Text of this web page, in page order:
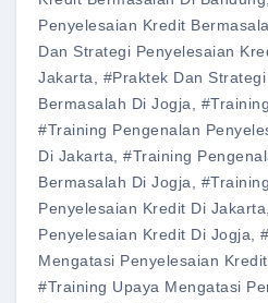
Penyelesaian Kredit
Dan Strategi Penyelesaian
Jakarta, #Praktek Dan
Bermasalah Di Jogja,
#training Pengenalan
Di Jakarta, #training
Bermasalah Di Jogja,
Penyelesaian Kredit Di Jakarta,
Penyelesaian Kredit Di Jogja,
Mengatasi Penyelesaian
#training Upaya Mengatasi